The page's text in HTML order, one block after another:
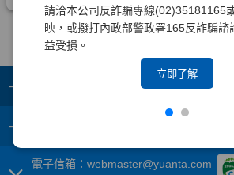
請洽本公司反詐騙專線(02)35181165
映，或撥打內政部警政署165反詐騙諮
益受損。
立即了解
+
+
電子信箱： webmaster@yuanta.com